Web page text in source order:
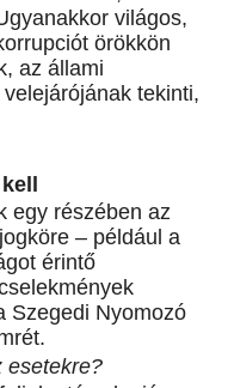
világos,
örökkön
az állami
tekinti,
egy részében az
– például a
érintő
Szegedi Nyomozó
esetekre?